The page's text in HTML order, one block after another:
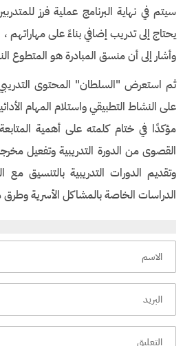
سيتم في نهاية البرنامج عملية فرز
يحتاج إلى تدريب إضافي بناءً على مهاراتهم ،
وأشار إلى أن منسق المبادرة هو المتطوع
ثم استعرض "السلطان" المحتوى
على النشاط التطبيقي واستلام المهام
مؤكدًا في ختام كلمته على أهمية
القصوى من الدورة التدريبية وتفعيل
وتقديم الدورات التدريبية بالتنسيق
الدراسات الخاصة بالمشاكل الأسرية وطرق